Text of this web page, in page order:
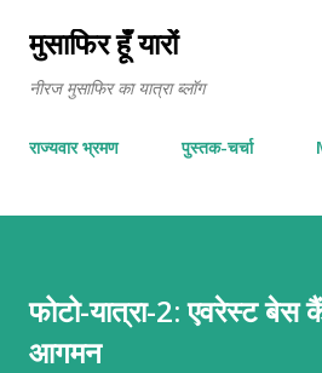
मुसाफिर हूँ यारों
नीरज मुसाफिर का यात्रा ब्लॉग
राज्यवार भ्रमण पुस्तक-चर्चा
फोटो-यात्रा-2: एवरेस्ट बेस
आगमन